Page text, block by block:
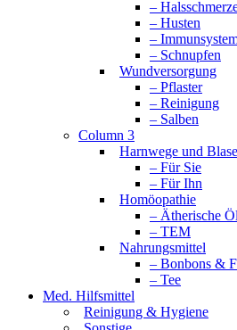
–
– Husten
–
– Schnupfen
Wundversorgung
– Pflaster
– Reinigung
– Salben
Column 3
Harnwege und Blase
– Für Sie
– Für Ihn
Homöopathie
– Ätherische
– TEM
Nahrungsmittel
– Bonbons &
– Tee
Med. Hilfsmittel
Reinigung & Hygiene